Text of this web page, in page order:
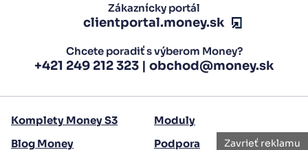
Zavrieť reklamu
Zákaznícky portál
clientportal.money.sk
Chcete poradiť s výberom Money?
+421 249 212 323| obchod@money.sk
Komplety Money S3
Moduly
Blog Money
Podpora